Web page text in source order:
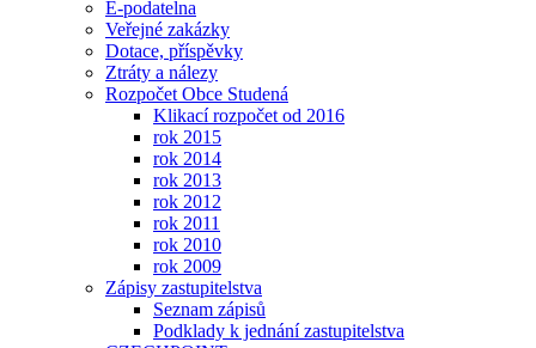
E-podatelna
Veřejné zakázky
Dotace, příspěvky
Ztráty a nálezy
Rozpočet Obce Studená
Klikací rozpočet od 2016
rok 2015
rok 2014
rok 2013
rok 2012
rok 2011
rok 2010
rok 2009
Zápisy zastupitelstva
Seznam zápisů
Podklady k jednání zastupitelstva